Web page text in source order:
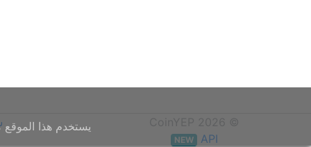
API
NEW
يستخدم هذا الموقع